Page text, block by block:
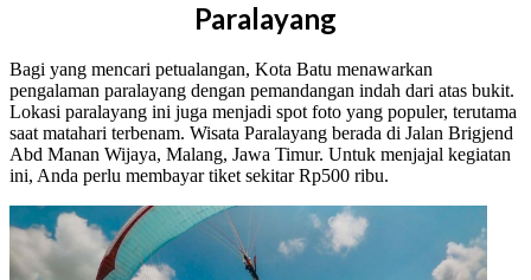
Paralayang
Bagi yang mencari petualangan, Kota Batu menawarkan
pengalaman paralayang dengan pemandangan indah dari atas bukit.
Lokasi paralayang ini juga menjadi spot foto yang populer, terutama
saat matahari terbenam. Wisata Paralayang berada di Jalan Brigjend
Abd Manan Wijaya, Malang, Jawa Timur. Untuk menjajal kegiatan
ini, Anda perlu membayar tiket sekitar Rp500 ribu.